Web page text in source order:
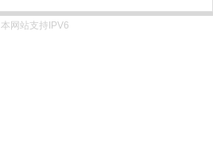
本网站支持IPV6